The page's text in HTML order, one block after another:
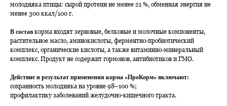
молодняка птицы: сырой протеин не менее 21 %, обменная энергия не
менее 300 ккал/100 г.
В состав корма входят зерновые, белковые и молочные компоненты,
растительное масло, аминокислоты, ферментно-пробиотический
комплекс, органические кислоты, а также витаминно-минеральный
комплекс. Продукт не содержит гормонов, антибиотиков и ГМО.
Действие и результат применения корма «ПроКорм» включают:
сохранность молодняка на уровне 98–100 %;
профилактику заболеваний желудочно-кишечного тракта.